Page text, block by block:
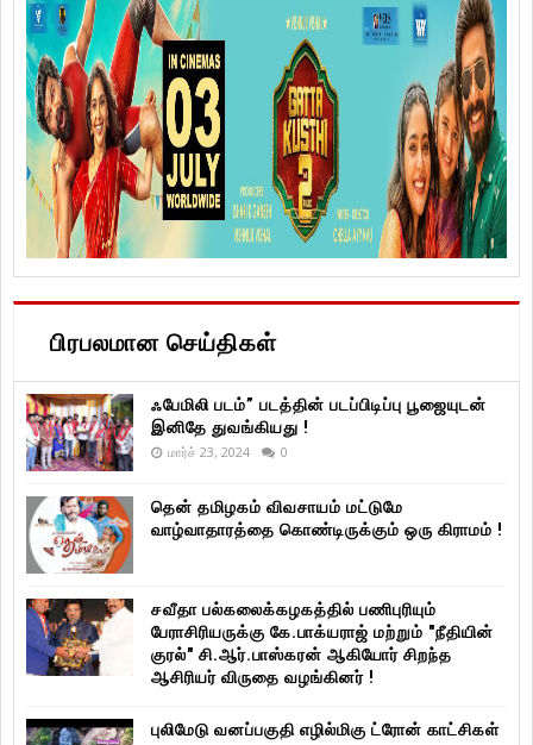
பிரபலமான செய்திகள்
ஃபேமிலி படம்” படத்தின் படப்பிடிப்பு பூஜையுடன்
இனிதே துவங்கியது !
மார்ச் 23, 2024 0
தென் தமிழகம் விவசாயம் மட்டுமே
வாழ்வாதாரத்தை கொண்டிருக்கும் ஒரு கிராமம் !
சவீதா பல்கலைக்கழகத்தில் பணிபுரியும்
பேராசிரியருக்கு கே.பாக்யராஜ் மற்றும் "நீதியின்
குரல்" சி.ஆர்.பாஸ்கரன் ஆகியோர் சிறந்த
ஆசிரியர் விருதை வழங்கினர் !
புலிமேடு வனப்பகுதி எழில்மிகு ட்ரோன் காட்சிகள்